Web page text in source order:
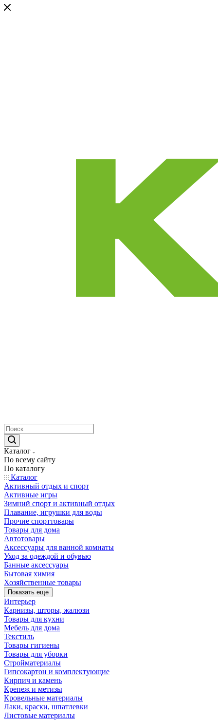
Каталог
По всему сайту
По каталогу
Каталог
Активный отдых и спорт
Активные игры
Зимний спорт и активный отдых
Плавание, игрушки для воды
Прочие спорттовары
Товары для дома
Автотовары
Аксессуары для ванной комнаты
Уход за одеждой и обувью
Банные аксессуары
Бытовая химия
Хозяйственные товары
Показать еще
Интерьер
Карнизы, шторы, жалюзи
Товары для кухни
Мебель для дома
Текстиль
Товары гигиены
Товары для уборки
Стройматериалы
Гипсокартон и комплектующие
Кирпич и камень
Крепеж и метизы
Кровельные материалы
Лаки, краски, шпатлевки
Листовые материалы